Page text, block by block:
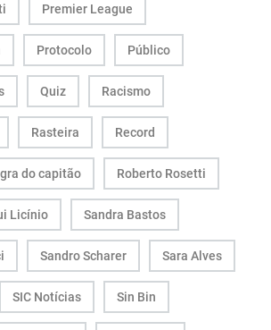
Premier League
Protocolo Público
Quiz Racismo
Rasteira Record
do capitão Roberto Rosetti
Licínio Sandra Bastos
Sandro Scharer Sara Alves
SIC Notícias Sin Bin